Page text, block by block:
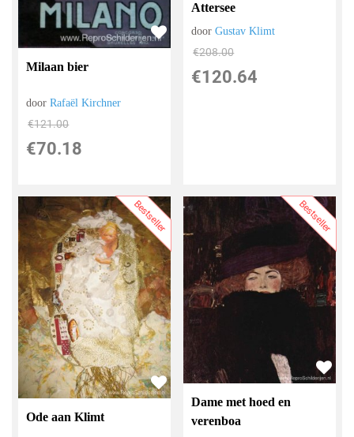
Milaan bier
doorRafaël Kirchner
€121.00
€70.18
Attersee
doorGustav Klimt
€208.00
€120.64
Bestseller
Ode aan Klimt
Bestseller
Dame met hoed en
verenboa